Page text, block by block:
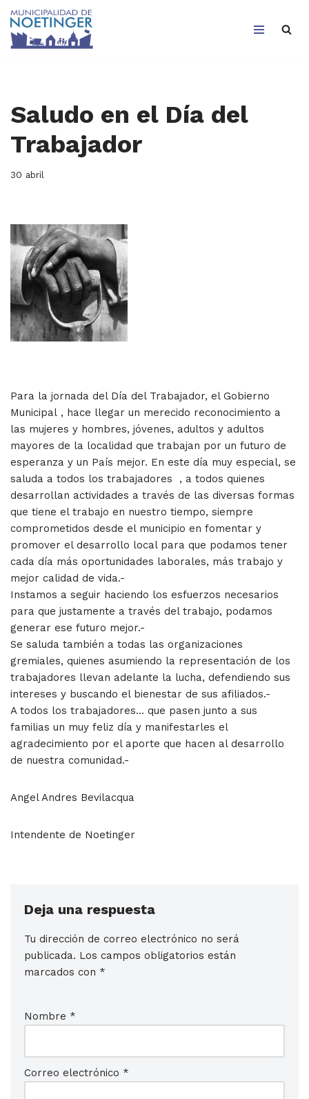
Saltar
Saludo en el Día del
Trabajador
30 abril
Para la jornada del Día del Trabajador, el Gobierno
Municipal , hace llegar un merecido reconocimiento a
las mujeres y hombres, jóvenes, adultos y adultos
mayores de la localidad que trabajan por un futuro de
esperanza y un País mejor. En este día muy especial, se
saluda a todos los trabajadores , a todos quienes
desarrollan actividades a través de las diversas formas
que tiene el trabajo en nuestro tiempo, siempre
comprometidos desde el municipio en fomentar y
promover el desarrollo local para que podamos tener
cada día más oportunidades laborales, más trabajo y
mejor calidad de vida.-
Instamos a seguir haciendo los esfuerzos necesarios
para que justamente a través del trabajo, podamos
generar ese futuro mejor.-
Se saluda también a todas las organizaciones
gremiales, quienes asumiendo la representación de los
trabajadores llevan adelante la lucha, defendiendo sus
intereses y buscando el bienestar de sus afiliados.-
A todos los trabajadores… que pasen junto a sus
familias un muy feliz día y manifestarles el
agradecimiento por el aporte que hacen al desarrollo
de nuestra comunidad.-
Angel Andres Bevilacqua
Intendente de Noetinger
Deja una respuesta
Tu dirección de correo electrónico no será
publicada. Los campos obligatorios están
marcados con *
Nombre *
Correo electrónico *